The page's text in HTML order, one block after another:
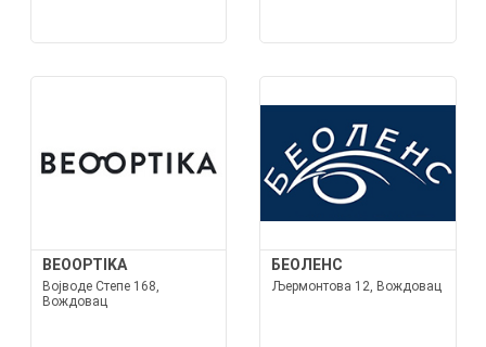
BEOOPTIKA
Војводе Степе 168,
Вождовац
БЕОЛЕНС
Љермонтова 12, Вождовац